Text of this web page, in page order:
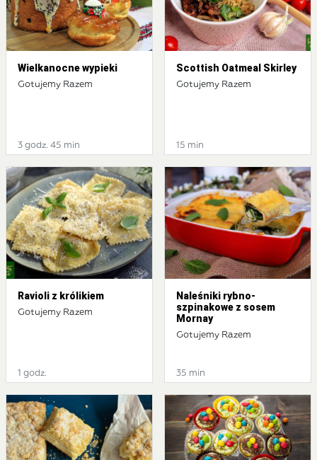
Wielkanocne wypieki
Gotujemy Razem
3 godz. 45 min
Scottish Oatmeal Skirley
Gotujemy Razem
15 min
Ravioli z królikiem
Gotujemy Razem
1 godz.
Naleśniki rybno-
szpinakowe z sosem
Mornay
Gotujemy Razem
35 min